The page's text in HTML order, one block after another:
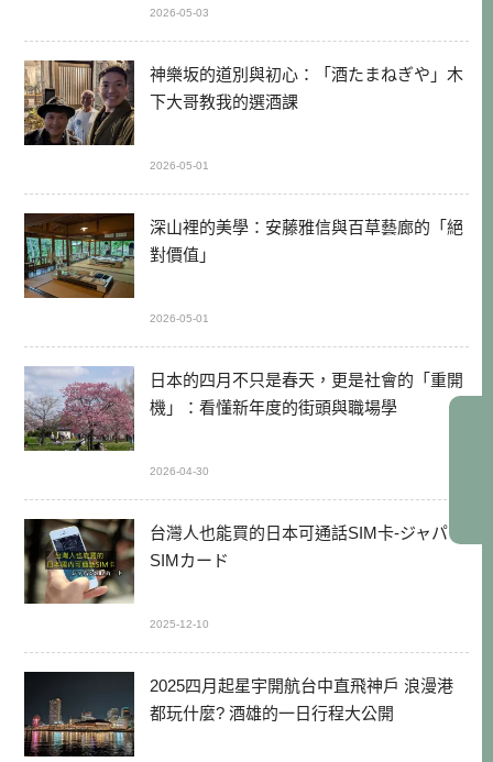
2026-05-03
神樂坂的道別與初心：「酒たまねぎや」木
下大哥教我的選酒課
2026-05-01
深山裡的美學：安藤雅信與百草藝廊的「絕
對價值」
2026-05-01
日本的四月不只是春天，更是社會的「重開
機」：看懂新年度的街頭與職場學
2026-04-30
台灣人也能買的日本可通話SIM卡-ジャパン
SIMカード
2025-12-10
2025四月起星宇開航台中直飛神戶 浪漫港
都玩什麼? 酒雄的一日行程大公開